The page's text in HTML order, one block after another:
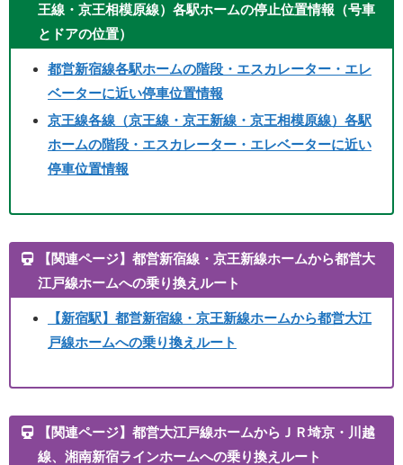
王線・京王相模原線）各駅ホームの停止位置情報（号車
とドアの位置）
都営新宿線各駅ホームの階段・エスカレーター・エレ
ベーターに近い停車位置情報
京王線各線（京王線・京王新線・京王相模原線）各駅
ホームの階段・エスカレーター・エレベーターに近い
停車位置情報
【関連ページ】都営新宿線・京王新線ホームから都営大
江戸線ホームへの乗り換えルート
【新宿駅】 都営新宿線・京王新線ホームから都営大江
戸線ホームへの乗り換えルート
【関連ページ】都営大江戸線ホームからＪＲ埼京・川越
線、湘南新宿ラインホームへの乗り換えルート